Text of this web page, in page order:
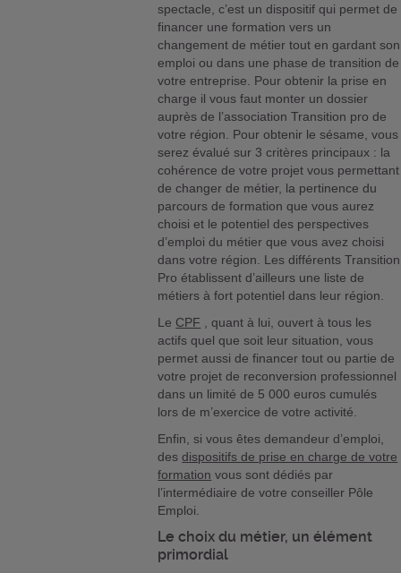
spectacle, c’est un dispositif qui permet de
financer une formation vers un
changement de métier tout en gardant son
emploi ou dans une phase de transition de
votre entreprise. Pour obtenir la prise en
charge il vous faut monter un dossier
auprès de l’association Transition pro de
votre région. Pour obtenir le sésame, vous
serez évalué sur 3 critères principaux : la
cohérence de votre projet vous permettant
de changer de métier, la pertinence du
parcours de formation que vous aurez
choisi et le potentiel des perspectives
d’emploi du métier que vous avez choisi
dans votre région. Les différents Transition
Pro établissent d’ailleurs une liste de
métiers à fort potentiel dans leur région.
Le CPF , quant à lui, ouvert à tous les
actifs quel que soit leur situation, vous
permet aussi de financer tout ou partie de
votre projet de reconversion professionnel
dans un limité de 5 000 euros cumulés
lors de m’exercice de votre activité.
Enfin, si vous êtes demandeur d’emploi,
desdispositifs de prise en charge de votre
formation vous sont dédiés par
l’intermédiaire de votre conseiller Pôle
Emploi.
Le choix du métier, un élément
primordial